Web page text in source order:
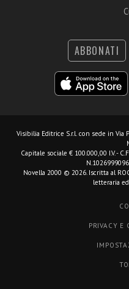
ABBONATI
Visibilia Editrice S.r.l. con sede in Via
Capitale sociale € 100.000,00 I.V. -
Novella 2000 © 2026. Iscritta al
letteraria
PRIVACY E